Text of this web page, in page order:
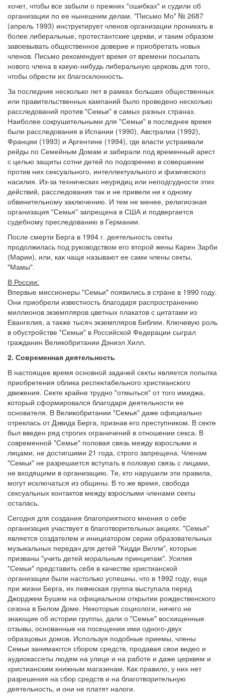
хочет, чтобы все забыли о прежних "ошибках" и судили об
организации по ее нынешним делам. "Письмо Мо" № 2687
(апрель 1993) инструктирует членов организации проникать в
более либеральные, протестантские церкви, и таким образом
завоевывать общественное доверие и приобретать новых
членов. Письмо рекомендует время от времени посылать
нового члена в какую-нибудь либеральную церковь для того,
чтобы обрести их благосклонность.
За последние несколько лет в рамках больших общественных
или правительственных кампаний было проведено несколько
расследований против "Семьи" в самых разных странах.
Наиболее сокрушительными для "Семьи" в последнее время
были расследования в Испании (1990), Австралии (1992),
Франции (1993) и Аргентине (1994), где власти устраивали
рейды по Семейным Домам и забирали под временный арест
с целью защиты сотни детей по подозрению в совершении
против них сексуального, интеллектуального и физического
насилия. Из-за технических неурядиц или неподсудности этих
действий, расследования так и не привели ни к одному
обвинительному заключению. И тем не менее, религиозная
организация "Семья" запрещена в США и подвергается
судебному преследованию в Германии.
После смерти Берга в 1994 г. деятельность секты
продолжилась под руководством его второй жены Карен Зарби
(Марии), или, как чаще называют ее сами члены секты,
"Мамы".
В России:
Впервые миссионеры "Семьи" появились в стране в 1990 году.
Они приобрели известность благодаря распространению
миллионов экземпляров цветных плакатов с цитатами из
Евангелия, а также тысяч экземпляров Библии. Ключевую роль
в обустройстве "Семьи" в Российской Федерации сыграл
гражданин Великобритании Дэниэл Хилл.
2. Современная деятельность
В настоящее время основной задачей секты является попытка
приобретения облика респектабельного христианского
движения. Секте крайне трудно "отмыться" от того имиджа,
который сформировался благодаря деятельности ее
основателя. В Великобритании "Семья" даже официально
отреклась от Дэвида Берга, признав его преступником. В секте
был введен ряд строгих ограничений в отношении секса. В
современной "Семье" половая связь между взрослыми и
лицами, не достигшими 21 года, строго запрещена. Членам
"Семьи" не разрешается вступать в половую связь с лицами,
не входящими в организацию. Те, кто нарушили эти правила,
могут исключаться из общины. В то же время, свобода
сексуальных контактов между взрослыми членами секты
осталась.
Сегодня для создания благоприятного мнения о себе
организация участвует в благотворительных акциях. "Семья"
является создателем и инициатором серии образовательных
музыкальных передач для детей "Кидди Вилли", которые
призваны "учить детей моральным принципам". Усилия
"Семьи" представить себя в качестве христианской
организации были настолько успешны, что в 1992 году, еще
при жизни Берга, их певческая группа выступала перед
Джорджем Бушем на официальном открытии рождественского
сезона в Белом Доме. Некоторые социологи, ничего не
знающие об истории группы, дали о "Семье" восхищенные
отзывы, основанные на посещении ими одного-двух
образцовых домов. Используя подобные приемы, члены
Семьи занимаются сбором средств, продавая свои видео и
аудиокассеты людям на улице и на работе и даже церквям и
христианским книжным магазинам. Как правило, у них нет
разрешения на сбор средств и на благотворительную
деятельность, и они не платят налоги.